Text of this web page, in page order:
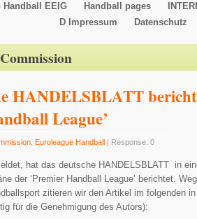
Handball pages
Handball EEIG
Datenschutz
D Impressum
HANDELSBLATT
League’
Euroleague Handball | Response: 0
hat das deutsche HANDELSBLATT in
der ‘Premier Handball League’ berichtet.
zitieren wir den Artikel im folgenden
für die Genehmigung des Autors):